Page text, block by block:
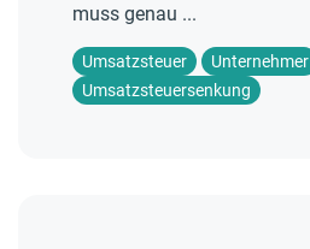
muss genau ...
Umsatzsteuer Unternehmer
Umsatzsteuersenkung